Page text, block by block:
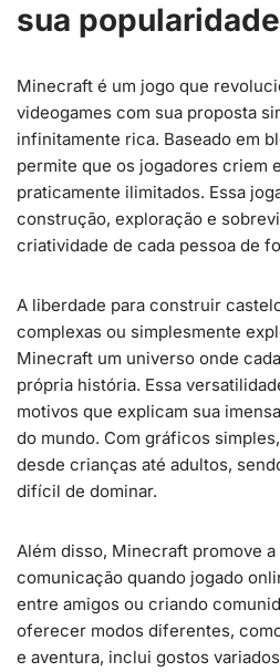
sua
Minecraft é um jogo que
videogames com sua proposta
infinitamente rica. Baseado em
permite que os jogadores criem
praticamente ilimitados. Essa
construção, exploração e
criatividade de cada pessoa de
A liberdade para construir
complexas ou simplesmente
Minecraft um universo onde
própria história. Essa
motivos que explicam sua
do mundo. Com gráficos
desde crianças até adultos,
difícil de dominar.
Além disso, Minecraft promove
comunicação quando jogado
entre amigos ou criando
oferecer modos diferentes,
e aventura, inclui gostos